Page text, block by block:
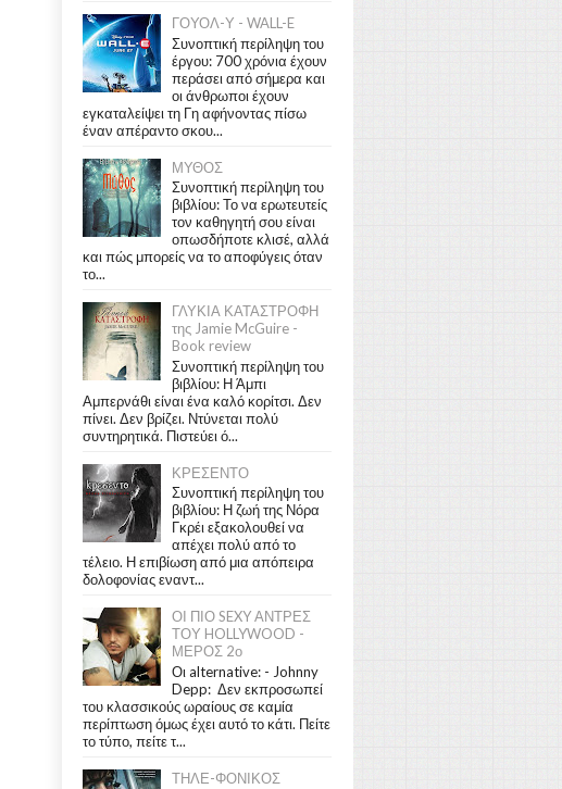
ΓΟΥΟΛ-Υ - WALL-E
Συνοπτική περίληψη του
έργου: 700 χρόνια έχουν
περάσει από σήμερα και
οι άνθρωποι έχουν
εγκαταλείψει τη Γη αφήνοντας πίσω
έναν απέραντο σκου...
ΜΥΘΟΣ
Συνοπτική περίληψη του
βιβλίου: Το να ερωτευτείς
τον καθηγητή σου είναι
οπωσδήποτε κλισέ, αλλά
και πώς μπορείς να το αποφύγεις όταν
το...
ΓΛΥΚΙΑ ΚΑΤΑΣΤΡΟΦΗ
της Jamie McGuire -
Book review
Συνοπτική περίληψη του
βιβλίου: Η Άμπι
Αμπερνάθι είναι ένα καλό κορίτσι. Δεν
πίνει. Δεν βρίζει. Ντύνεται πολύ
συντηρητικά. Πιστεύει ό...
ΚΡΕΣΕΝΤΟ
Συνοπτική περίληψη του
βιβλίου: Η ζωή της Νόρα
Γκρέι εξακολουθεί να
απέχει πολύ από το
τέλειο. Η επιβίωση από μια απόπειρα
δολοφονίας εναντ...
ΟΙ ΠΙΟ SEXY ΑΝΤΡΕΣ
ΤΟΥ HOLLYWOOD -
ΜΕΡΟΣ 2ο
Οι alternative: - Johnny
Depp: Δεν εκπροσωπεί
του κλασσικούς ωραίους σε καμία
περίπτωση όμως έχει αυτό το κάτι. Πείτε
το τύπο, πείτε τ...
ΤΗΛΕ-ΦΟΝΙΚΟΣ